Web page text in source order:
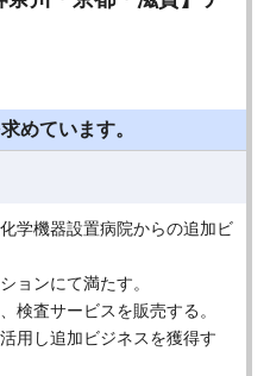
めています。
学機器設置病院からの追加ビ
ョンにて満たす。
検査サービスを販売する。
用し追加ビジネスを獲得す